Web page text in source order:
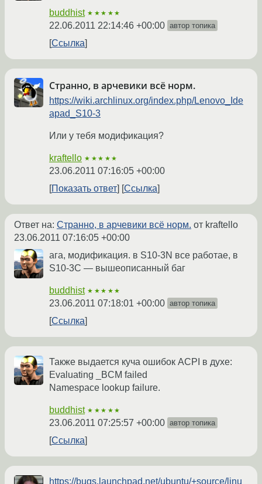
buddhist ★★★★★
22.06.2011 22:14:46 +00:00 автор топика
Ссылка
Странно, в арчевики всё норм.
https://wiki.archlinux.org/index.php/Lenovo_Ide
apad_S10-3
Или у тебя модификация?
kraftello ★★★★★
23.06.2011 07:16:05 +00:00
Показать ответ
Ссылка
Ответ на: Странно, в арчевики всё норм. от kraftello
23.06.2011 07:16:05 +00:00
ага, модификация. в S10-3N все работае, в
S10-3C — вышеописанный баг
buddhist ★★★★★
23.06.2011 07:18:01 +00:00 автор топика
Ссылка
Также выдается куча ошибок ACPI в духе:
Evaluating _BCM failed
Namespace lookup failure.
buddhist ★★★★★
23.06.2011 07:25:57 +00:00 автор топика
Ссылка
https://bugs.launchpad.net/ubuntu/+source/linu